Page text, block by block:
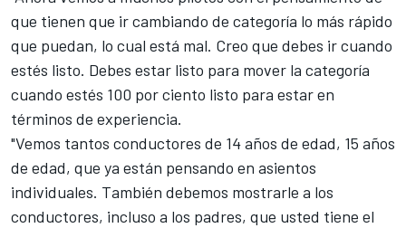
que tienen que ir cambiando de categoría lo más rápido
que puedan, lo cual está mal. Creo que debes ir cuando
estés listo. Debes estar listo para mover la categoría
cuando estés 100 por ciento listo para estar en
términos de experiencia.
"Vemos tantos conductores de 14 años de edad, 15 años
de edad, que ya están pensando en asientos
individuales. También debemos mostrarle a los
conductores, incluso a los padres, que usted tiene el